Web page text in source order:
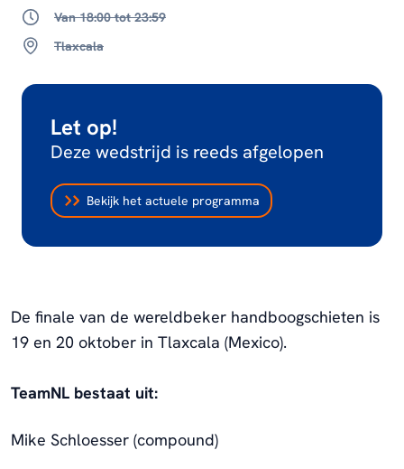
Van 18:00 tot 23:59
Tlaxcala
Let op!
Deze wedstrijd is reeds afgelopen
Bekijk het actuele programma
De finale van de wereldbeker handboogschieten is
19 en 20 oktober in Tlaxcala (Mexico).
TeamNL bestaat uit:
Mike Schloesser (compound)